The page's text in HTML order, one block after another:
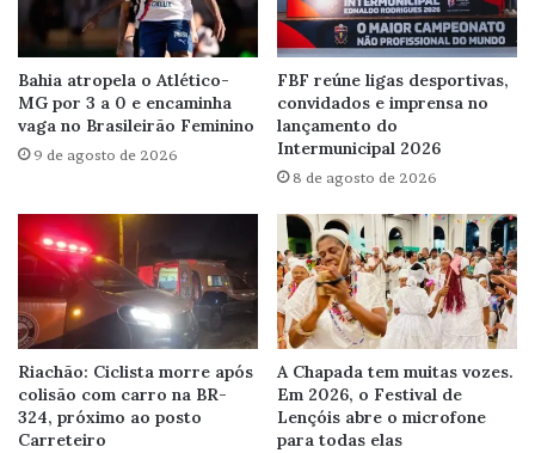
Bahia atropela o Atlético-
MG por 3 a 0 e encaminha
vaga no Brasileirão Feminino
9 de agosto de 2026
FBF reúne ligas desportivas,
convidados e imprensa no
lançamento do
Intermunicipal 2026
8 de agosto de 2026
Riachão: Ciclista morre após
colisão com carro na BR-
324, próximo ao posto
Carreteiro
A Chapada tem muitas vozes.
Em 2026, o Festival de
Lençóis abre o microfone
para todas elas